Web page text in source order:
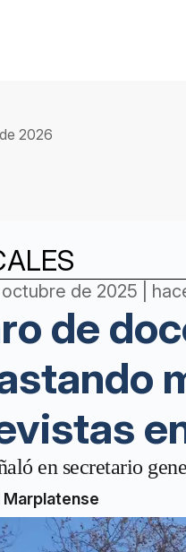
2026
de 2025 |
de
en secretario
Marplatense